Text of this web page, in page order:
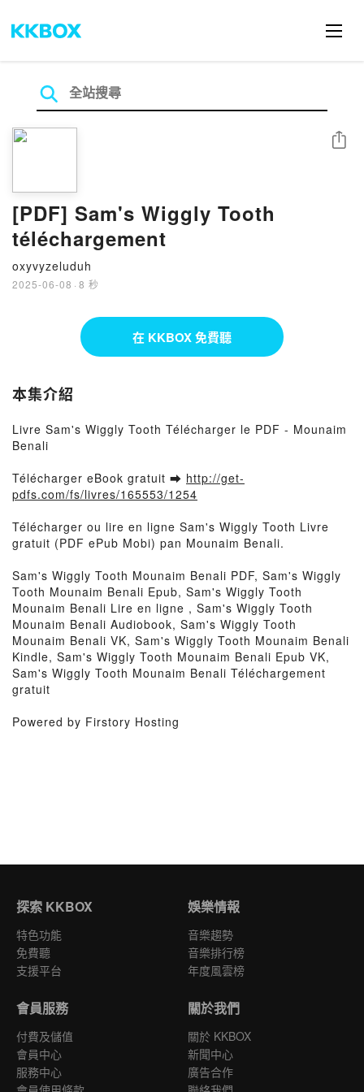
[PDF] Sam's Wiggly Tooth
téléchargement
oxyvyzeluduh
2025-06-08 · 8 秒
分享
在 KKBOX 免費聽
本集介紹
Livre Sam's Wiggly Tooth Télécharger le PDF - Mounaim
Benali
Télécharger eBook gratuit ➡ http://get-
pdfs.com/fs/livres/165553/1254
Télécharger ou lire en ligne Sam's Wiggly Tooth Livre
gratuit (PDF ePub Mobi) pan Mounaim Benali.
Sam's Wiggly Tooth Mounaim Benali PDF, Sam's Wiggly
Tooth Mounaim Benali Epub, Sam's Wiggly Tooth
Mounaim Benali Lire en ligne , Sam's Wiggly Tooth
Mounaim Benali Audiobook, Sam's Wiggly Tooth
Mounaim Benali VK, Sam's Wiggly Tooth Mounaim Benali
Kindle, Sam's Wiggly Tooth Mounaim Benali Epub VK,
Sam's Wiggly Tooth Mounaim Benali Téléchargement
gratuit
Powered by Firstory Hosting
探索 KKBOX
特色功能
免費聽
支援平台
娛樂情報
音樂趨勢
音樂排行榜
年度風雲榜
會員服務
付費及儲值
會員中心
服務中心
關於我們
關於 KKBOX
新聞中心
廣告合作